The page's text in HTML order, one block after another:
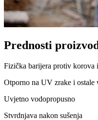
Prednosti
Fizička barijera protiv korova
Otporno na UV zrake i ostale
Uvjetno vodopropusno
Stvrdnjava nakon sušenja